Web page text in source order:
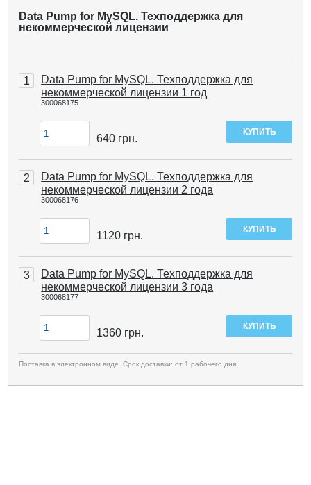
Data Pump for MySQL. Техподдержка для
некоммерческой лицензии
1
Data Pump for MySQL. Техподдержка для
некоммерческой лицензии 1 год
300068175
640 грн.
2
Data Pump for MySQL. Техподдержка для
некоммерческой лицензии 2 года
300068176
1120 грн.
3
Data Pump for MySQL. Техподдержка для
некоммерческой лицензии 3 года
300068177
1360 грн.
Поставка в электронном виде. Срок доставки: от 1 рабочего дня.